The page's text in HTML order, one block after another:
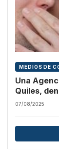
MEDIOS DE
Una
Quiles,
07/08/2025